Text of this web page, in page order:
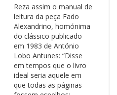
Reza assim o manual de
leitura da peça Fado
Alexandrino, homónima
do clássico publicado
em 1983 de António
Lobo Antunes: “Disse
em tempos que o livro
ideal seria aquele em
que todas as páginas